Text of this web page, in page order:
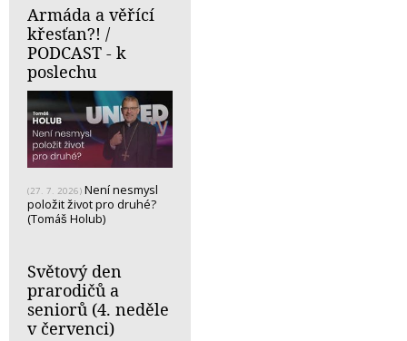
Armáda a věřící
křesťan?! /
PODCAST - k
poslechu
(27. 7. 2026) Není nesmysl
položit život pro druhé?
(Tomáš Holub)
Světový den
prarodičů a
seniorů (4. neděle
v červenci)